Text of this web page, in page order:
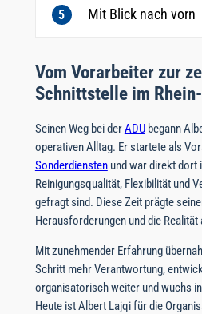
5 Mit Blick nach vorn
Vom Vorarbeiter zur
Schnittstelle im
Seinen Weg bei derADUbegann
operativen Alltag. Er startete als
Sonderdienstenund war direkt dort
Reinigungsqualität, Flexibilität und
gefragt sind. Diese Zeit prägte
Herausforderungen und die Realität
Mit zunehmender Erfahrung
Schritt mehr Verantwortung,
organisatorisch weiter und wuchs
Heute ist Albert Lajqi für die